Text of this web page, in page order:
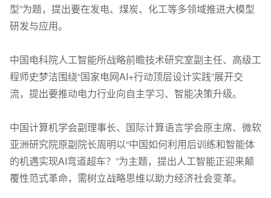
型”为题，提出要在发电、煤炭、化工等多领域推进大模型
研发与应用。
中国电科院人工智能所战略前瞻技术研究室副主任、高级工
程师史梦洁围绕“国家电网AI+行动顶层设计实践”展开交
流，提出要推动电力行业向自主学习、智能决策升级。
中国计算机学会副理事长、国际计算语言学会原主席、微软
亚洲研究院原副院长周明以“中国如何利用后训练和智能体
的机遇实现AI弯道超车？”为主题，提出人工智能正迎来颠
覆性范式革命，需树立战略思维以助力经济社会变革。